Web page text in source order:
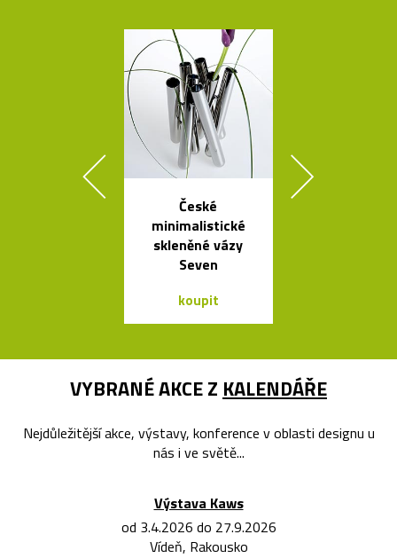
České
minimalistické
skleněné vázy
Seven
koupit
VYBRANÉ AKCE Z KALENDÁŘE
Nejdůležitější akce, výstavy, konference v oblasti designu u
nás i ve světě...
Výstava Kaws
od 3.4.2026 do 27.9.2026
Vídeň, Rakousko